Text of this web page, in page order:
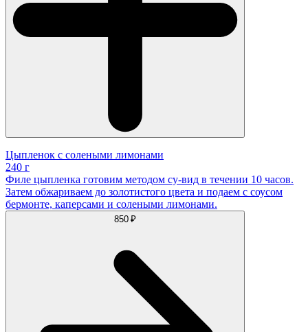
Цыпленок с солеными лимонами
240 г
Филе цыпленка готовим методом су-вид в течении 10 часов.
Затем обжариваем до золотистого цвета и подаем с соусом
бермонте, каперсами и солеными лимонами.
850 ₽